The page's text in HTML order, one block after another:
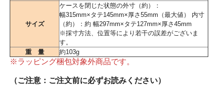
サイズ
ケースを閉じた状態の外寸（約）：
幅315mm×タテ145mm×厚さ55mm（最大値） 内寸
（約）：約 幅297mm×タテ127mm×厚さ45mm
※採寸方法、位置等により若干の誤差がございま
す。
重 量
約103g
※ラッピング梱包対象外商品です。
（ご注意：ご注文前に必ずお読みください）